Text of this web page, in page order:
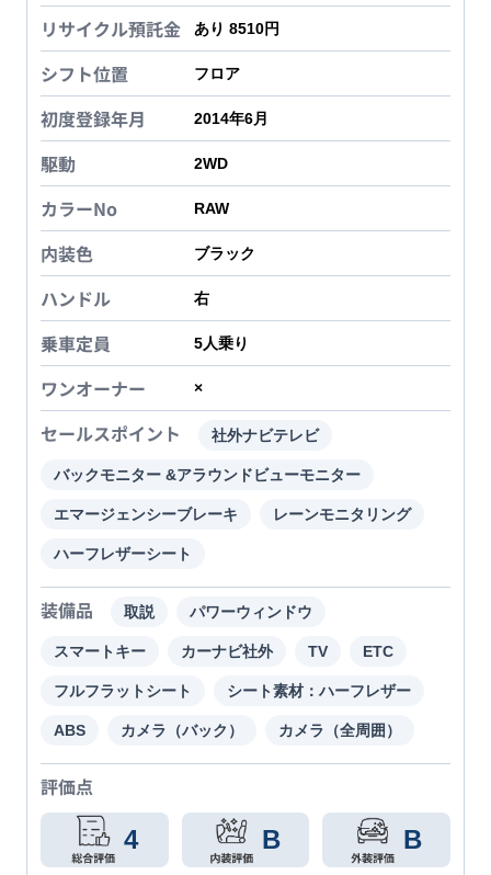
リサイクル預託金 あり 8510円
シフト位置 フロア
初度登録年月 2014年6月
駆動 2WD
カラーNo RAW
内装色 ブラック
ハンドル 右
乗車定員 5人乗り
ワンオーナー ×
セールスポイント 社外ナビテレビ
バックモニター &アラウンドビューモニター
エマージェンシーブレーキ レーンモニタリング
ハーフレザーシート
装備品 取説 パワーウィンドウ
スマートキー カーナビ社外 TV ETC
フルフラットシート シート素材：ハーフレザー
ABS カメラ（バック） カメラ（全周囲）
評価点
4 B B